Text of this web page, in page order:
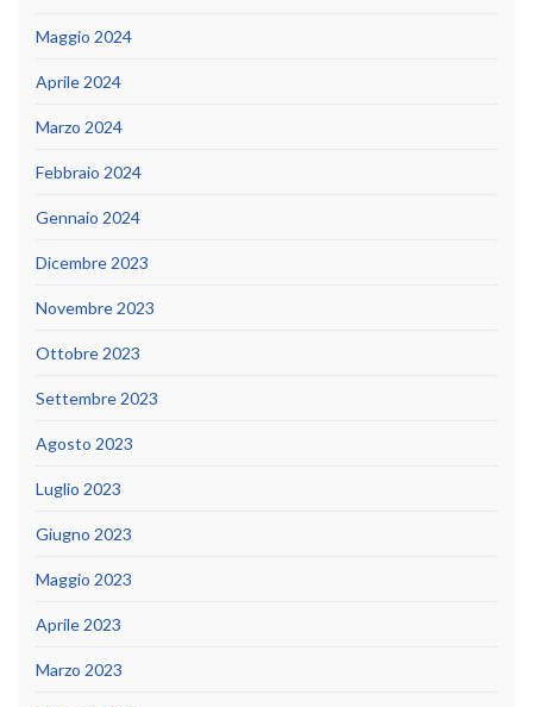
Maggio 2024
Aprile 2024
Marzo 2024
Febbraio 2024
Gennaio 2024
Dicembre 2023
Novembre 2023
Ottobre 2023
Settembre 2023
Agosto 2023
Luglio 2023
Giugno 2023
Maggio 2023
Aprile 2023
Marzo 2023